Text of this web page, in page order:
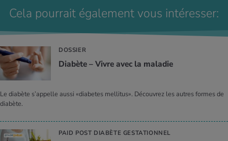
santé de manière indépendante: www.wohlundfühlen.ch.
Cela pourrait également vous intéresser:
DOSSIER
Diabète – Vivre avec la maladie
Le diabète s’appelle aussi «diabetes mellitus». Découvrez les autres formes de
diabète.
PAID POST DIABÈTE GESTATIONNEL